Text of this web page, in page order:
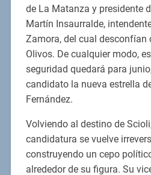
de La Matanza y presidente
Martín Insaurralde,
Zamora, del cual desconfían
Olivos. De cualquier modo,
seguridad quedará para
candidato la nueva estrella
Fernández.
Volviendo al destino de
candidatura se vuelve
construyendo un cepo
alrededor de su figura. Su